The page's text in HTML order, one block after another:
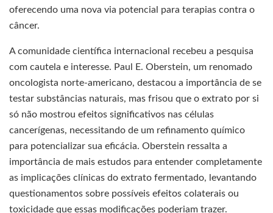
oferecendo uma nova via potencial para terapias contra o
câncer.
A comunidade científica internacional recebeu a pesquisa
com cautela e interesse. Paul E. Oberstein, um renomado
oncologista norte-americano, destacou a importância de se
testar substâncias naturais, mas frisou que o extrato por si
só não mostrou efeitos significativos nas células
cancerígenas, necessitando de um refinamento químico
para potencializar sua eficácia. Oberstein ressalta a
importância de mais estudos para entender completamente
as implicações clínicas do extrato fermentado, levantando
questionamentos sobre possíveis efeitos colaterais ou
toxicidade que essas modificações poderiam trazer.